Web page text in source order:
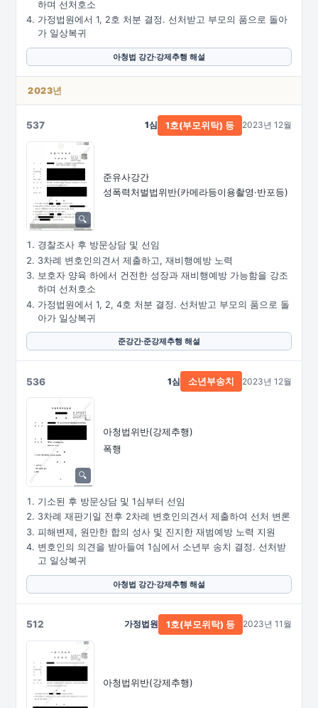
하며 선처호소
가정법원에서 1, 2호 처분 결정. 선처받고 부모의 품으로 돌아
가 일상복귀
아청법 강간·강제추행 해설
2023년
537
준유사강간
성폭력처벌법위반(카메라등이용촬영·반포등)
1심 1호(부모위탁) 등 2023년 12월
경찰조사 후 방문상담 및 선임
3차례 변호인의견서 제출하고, 재비행예방 노력
보호자 양육 하에서 건전한 성장과 재비행예방 가능함을 강조
하며 선처호소
가정법원에서 1, 2, 4호 처분 결정. 선처받고 부모의 품으로 돌
아가 일상복귀
준강간·준강제추행 해설
536
아청법위반(강제추행)
폭행
1심 소년부송치 2023년 12월
기소된 후 방문상담 및 1심부터 선임
3차례 재판기일 전후 2차례 변호인의견서 제출하여 선처 변론
피해변제, 원만한 합의 성사 및 진지한 재범예방 노력 지원
변호인의 의견을 받아들여 1심에서 소년부 송치 결정. 선처받
고 일상복귀
아청법 강간·강제추행 해설
512
아청법위반(강제추행)
가정법원 1호(부모위탁) 등 2023년 11월